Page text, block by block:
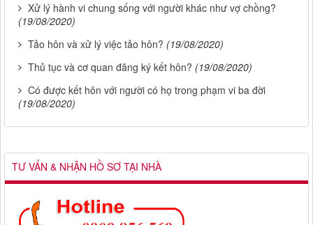
Xử lý hành vi chung sống với người khác như vợ chồng?
(19/08/2020)
Tảo hôn và xử lý việc tảo hôn? (19/08/2020)
Thủ tục và cơ quan đăng ký kết hôn? (19/08/2020)
Có được kết hôn với người có họ trong phạm vi ba đời
(19/08/2020)
TƯ VẤN & NHẬN HỒ SƠ TẠI NHÀ